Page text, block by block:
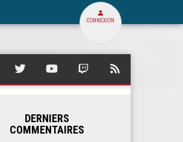
CONNEXION
SQUARE SQUARE SQUARE SQUARE
DERNIERS
COMMENTAIRES